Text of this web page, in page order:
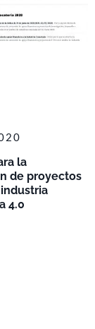
la
de proyectos
4.0